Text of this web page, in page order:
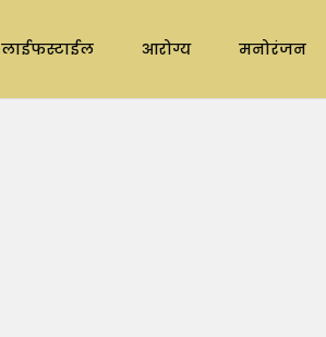
लाईफस्टाईल आरोग्य मनोरंजन